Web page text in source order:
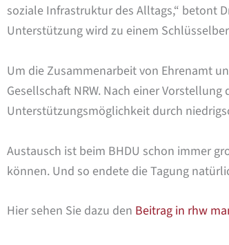
soziale Infrastruktur des Alltags,“ betont
Unterstützung wird zu einem
Um die Zusammenarbeit von Ehrenamt
Gesellschaft NRW. Nach einer
Unterstützungsmöglichkeit durch
Austausch ist beim BHDU schon immer
können. Und so endete die Tagung
Hier sehen Sie dazu den Beitrag in rhw